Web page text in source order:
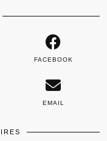
FACEBOOK
EMAIL